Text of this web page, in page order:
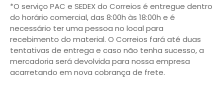
*O serviço PAC e SEDEX do Correios é entregue dentro
do horário comercial, das 8:00h às 18:00h e é
necessário ter uma pessoa no local para
recebimento do material. O Correios fará até duas
tentativas de entrega e caso não tenha sucesso, a
mercadoria será devolvida para nossa empresa
acarretando em nova cobrança de frete.